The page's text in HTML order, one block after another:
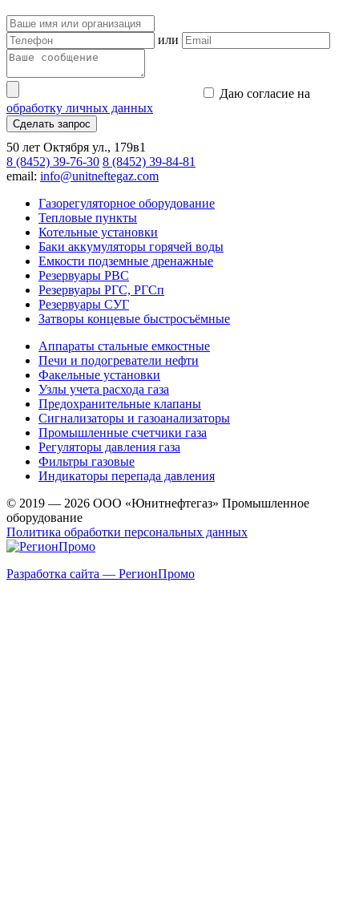
или
Даю согласие на
обработку личных данных
Сделать запрос
50 лет Октября ул., 179в1
8 (8452) 39-76-30 8 (8452) 39-84-81
email: info@unitneftegaz.com
Газорегуляторное оборудование
Тепловые пункты
Котельные установки
Баки аккумуляторы горячей воды
Емкости подземные дренажные
Резервуары РВС
Резервуары РГС, РГСп
Резервуары СУГ
Затворы концевые быстросъёмные
Аппараты стальные емкостные
Печи и подогреватели нефти
Факельные установки
Узлы учета расхода газа
Предохранительные клапаны
Сигнализаторы и газоанализаторы
Промышленные счетчики газа
Регуляторы давления газа
Фильтры газовые
Индикаторы перепада давления
© 2019 — 2026 ООО «Юнитнефтегаз» Промышленное
оборудование
Политика обработки персональных данных
Разработка сайта — РегионПромо